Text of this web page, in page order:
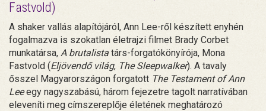
Fastvold)
A shaker vallás alapítójáról, Ann Lee-ről készített enyhén
fogalmazva is szokatlan életrajzi filmet Brady Corbet
munkatársa, A brutalista társ-forgatókönyírója, Mona
Fastvold (Eljövendő világ, The Sleepwalker). A tavaly
ősszel Magyarországon forgatott The Testament of Ann
Leeegy nagyszabású, három fejezetre tagolt narratívában
eleveníti meg címszereplője életének meghatározó